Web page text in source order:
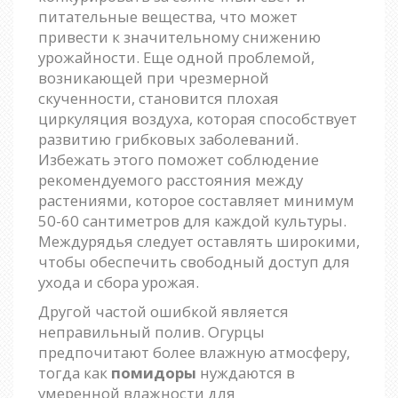
питательные вещества, что может
привести к значительному снижению
урожайности. Еще одной проблемой,
возникающей при чрезмерной
скученности, становится плохая
циркуляция воздуха, которая способствует
развитию грибковых заболеваний.
Избежать этого поможет соблюдение
рекомендуемого расстояния между
растениями, которое составляет минимум
50-60 сантиметров для каждой культуры.
Междурядья следует оставлять широкими,
чтобы обеспечить свободный доступ для
ухода и сбора урожая.
Другой частой ошибкой является
неправильный полив. Огурцы
предпочитают более влажную атмосферу,
тогда как помидоры нуждаются в
умеренной влажности для